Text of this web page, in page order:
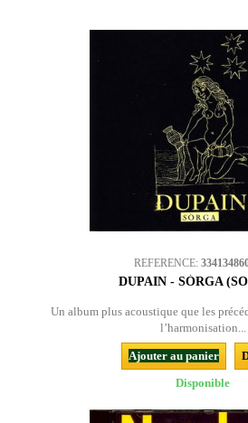
REFERENCE:
DUPAIN - SÒRGA
Un album plus acoustique que les
l’harmonisation...
Ajouter au panier
Disponible